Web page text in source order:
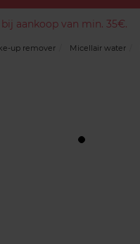
aankoop van min. 35€.
up remover Micellair water